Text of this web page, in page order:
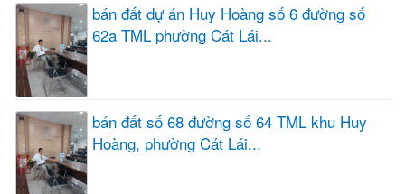
bán đất dự án Huy Hoàng số 6 đường số
62a TML phường Cát Lái...
bán đất số 68 đường số 64 TML khu Huy
Hoàng, phường Cát Lái...